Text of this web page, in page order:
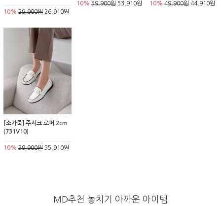
10% 29,900원 26,910원
10% 59,900원53,910원 10% 49,900원44,910원
[소가죽] 주시크 로퍼 2cm
(731V10)
10% 39,900원 35,910원
MD추천 놓치기 아까운 아이템